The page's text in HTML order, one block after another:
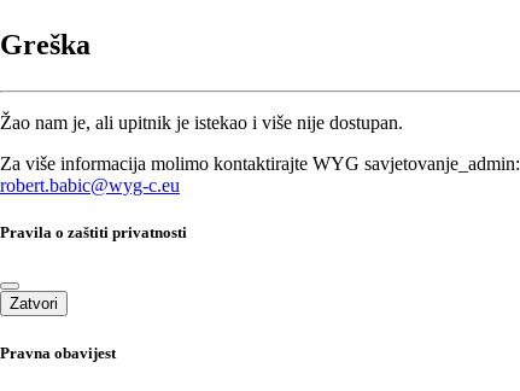
Greška
Žao nam je, ali upitnik je istekao i više nije dostupan.
Za više informacija molimo kontaktirajte WYG savjetovanje_admin:
robert.babic@wyg-c.eu
Pravila o zaštiti privatnosti
Zatvori
Pravna obavijest